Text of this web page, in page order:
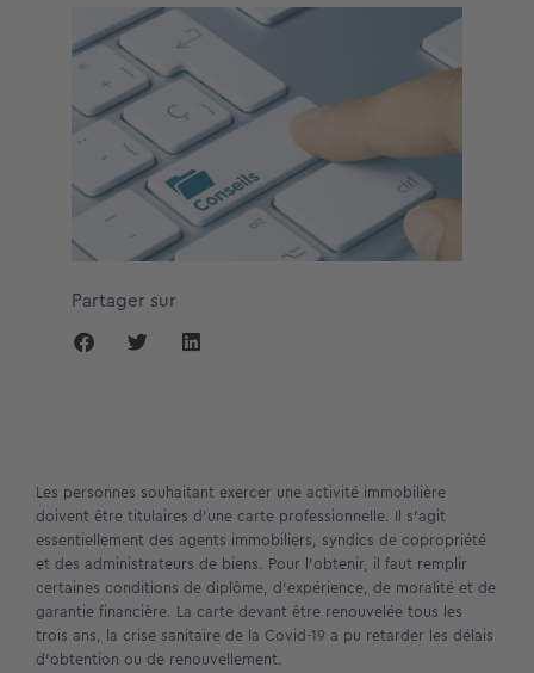
Partager sur
Les personnes souhaitant exercer une activité immobilière
doivent être titulaires d’une carte professionnelle. Il s’agit
essentiellement des agents immobiliers, syndics de copropriété
et des administrateurs de biens. Pour l’obtenir, il faut remplir
certaines conditions de diplôme, d’expérience, de moralité et de
garantie financière. La carte devant être renouvelée tous les
trois ans, la crise sanitaire de la Covid-19 a pu retarder les délais
d’obtention ou de renouvellement.